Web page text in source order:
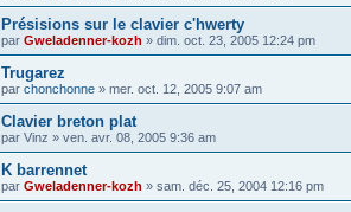
Présisions sur le clavier c'hwerty
par Gweladenner-kozh » dim. oct. 23, 2005 12:24 pm
Trugarez
par chonchonne » mer. oct. 12, 2005 9:07 am
Clavier breton plat
par Vinz » ven. avr. 08, 2005 9:36 am
K barrennet
par Gweladenner-kozh » sam. déc. 25, 2004 12:16 pm